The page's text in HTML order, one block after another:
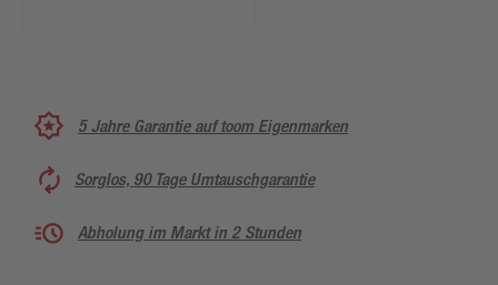
5 Jahre Garantie auf toom Eigenmarken
Sorglos, 90 Tage Umtauschgarantie
Abholung im Markt in 2 Stunden